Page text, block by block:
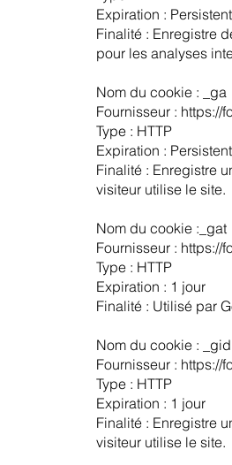
Expiration : Persistent
Finalité : Enregistre
pour les analyses
Nom du cookie : _ga
Fournisseur : https://
Type : HTTP
Expiration : Persistent
Finalité : Enregistre
visiteur utilise le site.
Nom du cookie :_gat
Fournisseur : https://
Type : HTTP
Expiration : 1 jour
Finalité : Utilisé par
Nom du cookie : _gid
Fournisseur : https://
Type : HTTP
Expiration : 1 jour
Finalité : Enregistre
visiteur utilise le site.